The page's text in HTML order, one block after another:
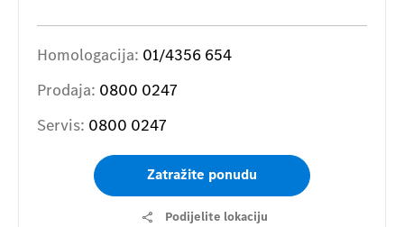
Homologacija: 01/4356 654
Prodaja: 0800 0247
Servis: 0800 0247
Zatražite ponudu
Podijelite lokaciju